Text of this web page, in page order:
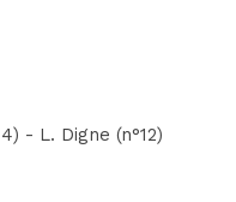
- L. Digne (n°12)